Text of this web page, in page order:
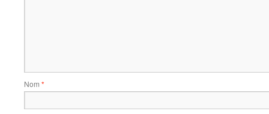
Nom *